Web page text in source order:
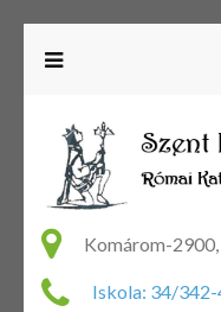
Komárom-
Iskola: 34/